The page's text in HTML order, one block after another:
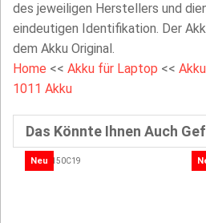
des jeweiligen Herstellers und
eindeutigen Identifikation. Der
dem Akku Original.
Home << Akku für Laptop <<
1011 Akku
Das Könnte Ihnen Auch
Neu